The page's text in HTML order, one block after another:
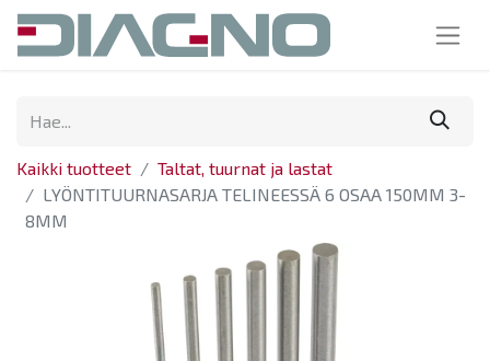
Kaikki tuotteet
Taltat, tuurnat ja lastat
LYÖNTITUURNASARJA TELINEESSÄ 6 OSAA 150MM 3-
8MM